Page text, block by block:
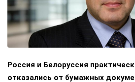
Россия и Белоруссия
отказались от бумажных